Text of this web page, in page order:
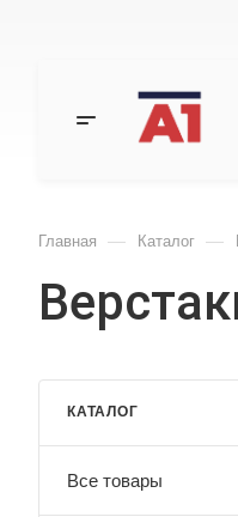
Главная — Каталог —
КАТАЛОГ
Все товары